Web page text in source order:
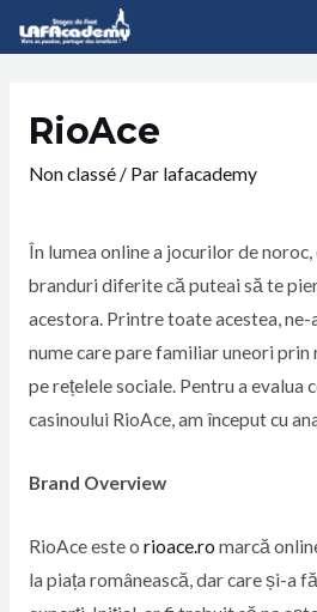
RioAce
Non classé/ Par lafacademy
În lumea online a jocurilor de
branduri diferite că puteai să te
acestora. Printre toate acestea, ne-
nume care pare familiar uneori prin
pe rețelele sociale. Pentru a evalua
casinoului RioAce, am început cu
Brand Overview
RioAce este o rioace.ro marcă
la piața românească, dar care și-a